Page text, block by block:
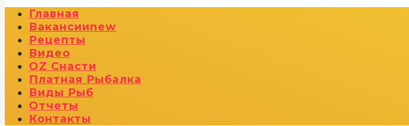
Главная
ВакансииNew
Рецепты
Видео
OZ Снасти
Платная Рыбалка
Виды Рыб
Отчеты
Контакты